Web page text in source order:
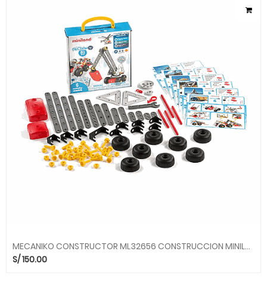
MECANIKO CONSTRUCTOR ML32656 CONSTRUCCION MINILAND
S/150.00